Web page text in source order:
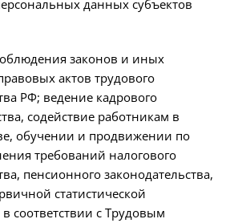
данных субъектов
законов и иных
актов трудового
РФ; ведение кадрового
содействие работникам в
обучении и продвижении по
требований налогового
пенсионного законодательства,
статистической
соответствии с Трудовым